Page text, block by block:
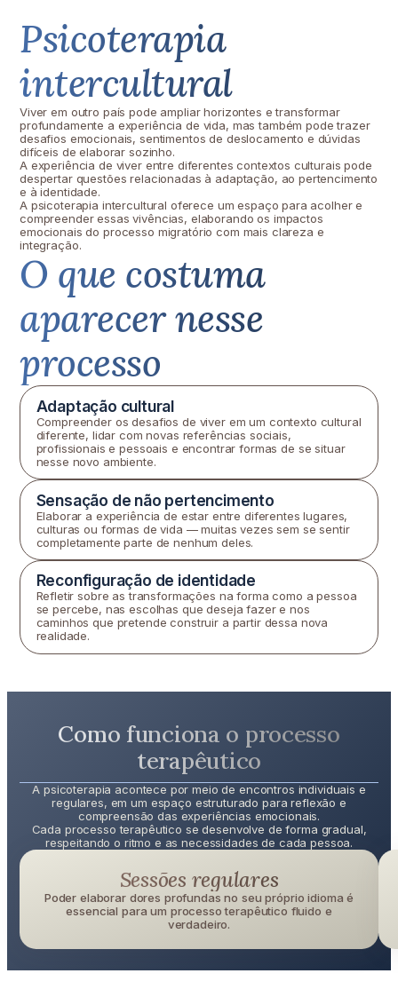
Psicoterapia
intercultural
Viver em outro país pode ampliar horizontes e transformar
profundamente a experiência de vida, mas também pode trazer
desafios emocionais, sentimentos de deslocamento e dúvidas
difíceis de elaborar sozinho.
A experiência de viver entre diferentes contextos culturais pode
despertar questões relacionadas à adaptação, ao pertencimento
e à identidade.
A psicoterapia intercultural oferece um espaço para acolher e
compreender essas vivências, elaborando os impactos
emocionais do processo migratório com mais clareza e
integração.
O que costuma
aparecer nesse
processo
Adaptação cultural
Compreender os desafios de viver em um contexto cultural
diferente, lidar com novas referências sociais,
profissionais e pessoais e encontrar formas de se situar
nesse novo ambiente.
Sensação de não pertencimento
Elaborar a experiência de estar entre diferentes lugares,
culturas ou formas de vida — muitas vezes sem se sentir
completamente parte de nenhum deles.
Reconfiguração de identidade
Refletir sobre as transformações na forma como a pessoa
se percebe, nas escolhas que deseja fazer e nos
caminhos que pretende construir a partir dessa nova
realidade.
Como funciona o processo
terapêutico
A psicoterapia acontece por meio de encontros individuais e
regulares, em um espaço estruturado para reflexão e
compreensão das experiências emocionais.
Cada processo terapêutico se desenvolve de forma gradual,
respeitando o ritmo e as necessidades de cada pessoa.
Sessões regulares
Poder elaborar dores profundas no seu próprio idioma é
essencial para um processo terapêutico fluido e
verdadeiro.